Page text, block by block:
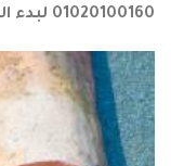
01020100160 لبدء التنفيذ فورًا وبأعلى معايير الجودة.